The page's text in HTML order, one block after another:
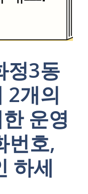
정3동
2개의
운영
번호,
하세